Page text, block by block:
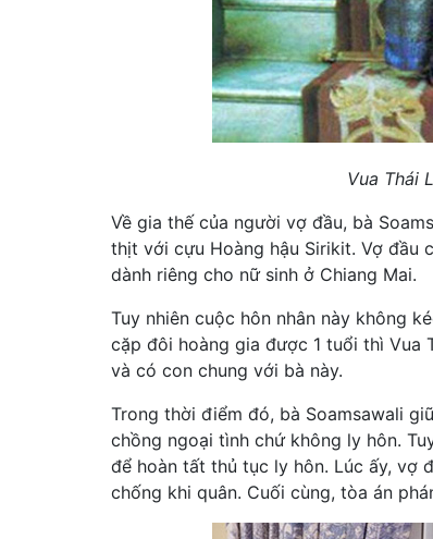
Vua Thái
Về gia thế của người vợ đầu, bà
thịt với cựu Hoàng hậu Sirikit. Vợ đầu
dành riêng cho nữ sinh ở Chiang Mai.
Tuy nhiên cuộc hôn nhân này không
cặp đôi hoàng gia được 1 tuổi thì Vua
và có con chung với bà này.
Trong thời điểm đó, bà Soamsawali
chồng ngoại tình chứ không ly hôn.
để hoàn tất thủ tục ly hôn. Lúc ấy, vợ
chống khi quân. Cuối cùng, tòa án